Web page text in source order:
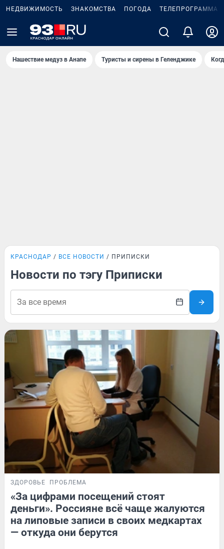
НЕДВИЖИМОСТЬ ЗНАКОМСТВА ПОГОДА ТЕЛЕПРОГРАММА
Нашествие медуз в Анапе Туристы и сирены в Геленджике
КРАСНОДАР ВСЕ НОВОСТИ ПРИПИСКИ
Новости по тэгу Приписки
ЗДОРОВЬЕ ПРОБЛЕМА
«За цифрами посещений стоят
деньги». Россияне всё чаще жалуются
на липовые записи в своих медкартах
— откуда они берутся